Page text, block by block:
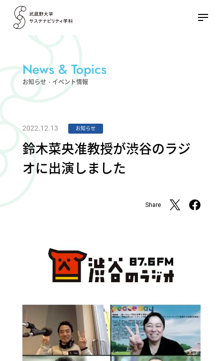
News & Topics
お知らせ・イベント情報
2022.12.13 お知らせ
鈴木菜央准教授が渋谷のラジ
オに出演しました
Share